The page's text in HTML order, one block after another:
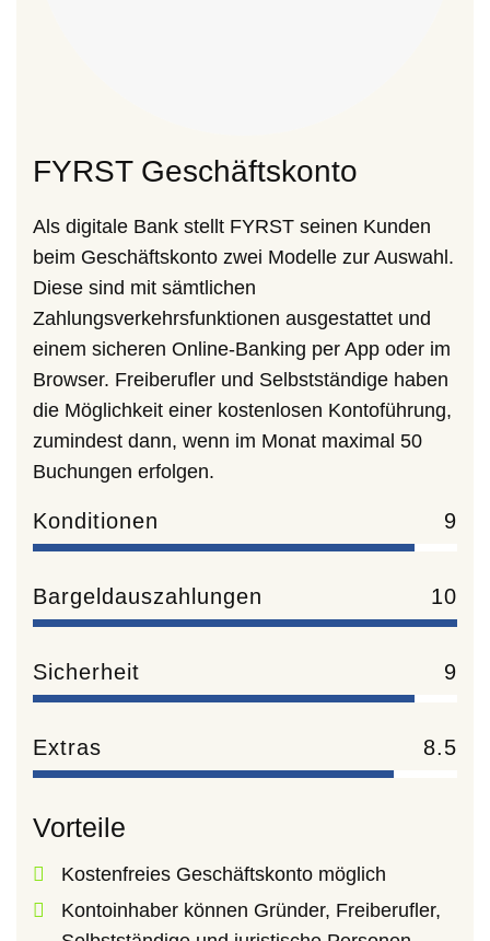
FYRST Geschäftskonto
Als digitale Bank stellt FYRST seinen Kunden
beim Geschäftskonto zwei Modelle zur Auswahl.
Diese sind mit sämtlichen
Zahlungsverkehrsfunktionen ausgestattet und
einem sicheren Online-Banking per App oder im
Browser. Freiberufler und Selbstständige haben
die Möglichkeit einer kostenlosen Kontoführung,
zumindest dann, wenn im Monat maximal 50
Buchungen erfolgen.
Konditionen 9
Bargeldauszahlungen 10
Sicherheit 9
Extras 8.5
Vorteile
Kostenfreies Geschäftskonto möglich
Kontoinhaber können Gründer, Freiberufler,